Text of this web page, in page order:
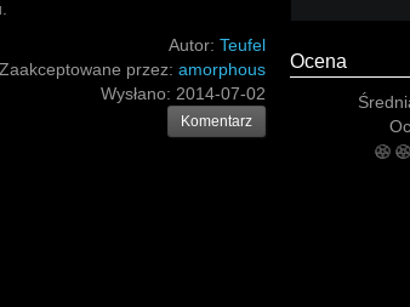
Autor: Teufel
Zaakceptowane przez: amorphous
Wysłano: 2014-07-02
Komentarz
Ocena